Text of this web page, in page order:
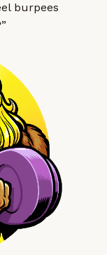
burpees